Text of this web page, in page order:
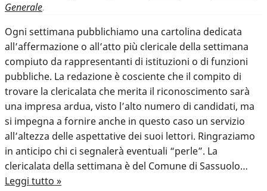
Generale.
Ogni settimana pubblichiamo una cartolina dedicata
all’affermazione o all’atto più clericale della settimana
compiuto da rappresentanti di istituzioni o di funzioni
pubbliche. La redazione è cosciente che il compito di
trovare la clericalata che merita il riconoscimento sarà
una impresa ardua, visto l’alto numero di candidati, ma
si impegna a fornire anche in questo caso un servizio
all’altezza delle aspettative dei suoi lettori. Ringraziamo
in anticipo chi ci segnalerà eventuali “perle”. La
clericalata della settimana è del Comune di Sassuolo…
Leggi tutto »